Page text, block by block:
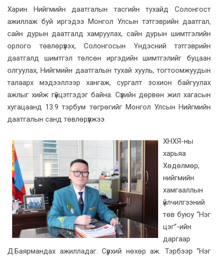
Харин Нийгмийн даатгалын тасгийн тухайд Солонгост
ажиллаж буй иргэдээ Монгол Улсын тэтгэврийн даатгал,
сайн дурын даатгалд хамруулах, сайн дурын шимтгэлийн
орлого төвлөрүүлэх, Солонгосын Үндэсний тэтгэврийн
даатгалд шимтгэл төлсөн иргэдийн шимтгэлийг буцаан
олгуулах, Нийгмийн даатгалын тухай хууль, тогтоомжуудын
талаарх мэдээллээр хангаж, сургалт зохион байгуулах
ажлыг хийж гүйцэтгэдэг байна. Сүүлийн дөрвөн жил хагасын
хугацаанд 13.9 тэрбум төгрөгийг Монгол Улсын Нийгмийн
даатгалын санд төвлөрүүлжээ.
ХНХЯ-ны
харьяа
Хөдөлмөр,
нийгмийн
хамгааллын
үйлчилгээний
төв буюу “Нэг
цэг”-ийн
даргаар
Д.Баярмандах ажилладаг. Сүрхий нөхөр аж. Тэрбээр “Нэг